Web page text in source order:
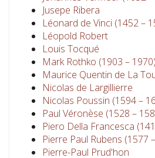
Jusepe Ribera
Léonard de Vinci (1452 –
Léopold Robert
Louis Tocqué
Mark Rothko (1903 – 1970)
Maurice Quentin de La
Nicolas de Largillierre
Nicolas Poussin (1594 –
Paul Véronèse (1528 –
Piero Della Francesca
Pierre Paul Rubens (1577
Pierre-Paul Prud'hon